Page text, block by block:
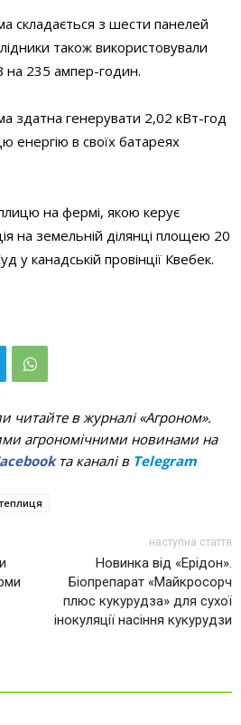
складається з шести панелей
також використовували
на 235 ампер-годин.
здатна генерувати 2,02 кВт-год
енергію в своїх батареях
на фермі, якою керує
на земельній ділянці площею 20
у канадській провінції Квебек.
читайте в журналі «Агроном».
агрономічними новинами на
та каналі в Telegram
теплиця
наступна стаття
Новинка від «Ерідон».
Біопрепарат «Майкросорч
плюс кукурудза» для сухої
інокуляції насіння кукурудзи